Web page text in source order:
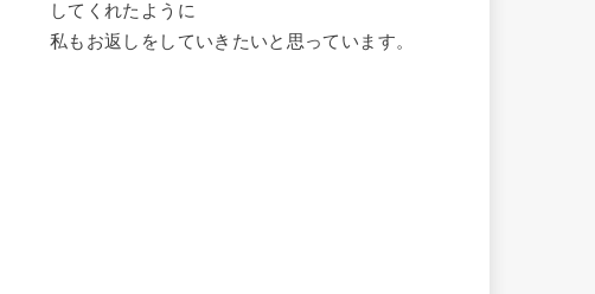
してくれたように
私もお返しをしていきたいと思っています。